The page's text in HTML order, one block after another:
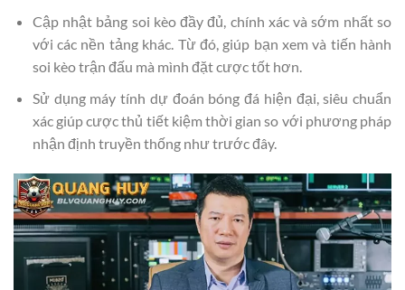
Cập nhật bảng soi kèo đầy đủ, chính xác và sớm nhất so
với các nền tảng khác. Từ đó, giúp bạn xem và tiến hành
soi kèo trận đấu mà mình đặt cược tốt hơn.
Sử dụng máy tính dự đoán bóng đá hiện đại, siêu chuẩn
xác giúp cược thủ tiết kiệm thời gian so với phương pháp
nhận định truyền thống như trước đây.